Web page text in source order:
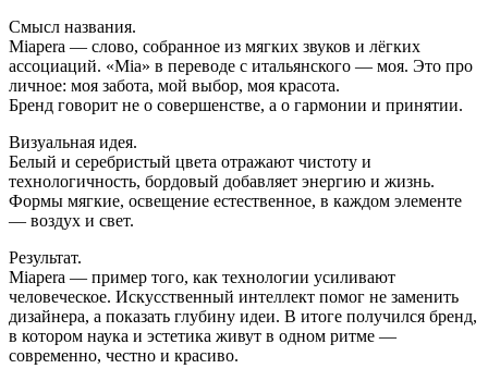
Смысл названия.
Miapera — слово, собранное из мягких звуков и лёгких
ассоциаций. «Mia» в переводе с итальянского — моя. Это про
личное: моя забота, мой выбор, моя красота.
Бренд говорит не о совершенстве, а о гармонии и принятии.
Визуальная идея.
Белый и серебристый цвета отражают чистоту и
технологичность, бордовый добавляет энергию и жизнь.
Формы мягкие, освещение естественное, в каждом элементе
— воздух и свет.
Результат.
Miapera — пример того, как технологии усиливают
человеческое. Искусственный интеллект помог не заменить
дизайнера, а показать глубину идеи. В итоге получился бренд,
в котором наука и эстетика живут в одном ритме —
современно, честно и красиво.